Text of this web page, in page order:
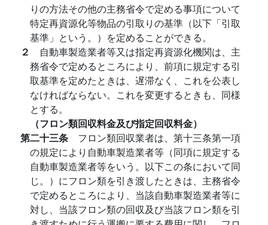
りの方法その他の主務省令で定める事項について
特定再資源化等物品の引取りの基準（以下「引取
基準」という。）を定めることができる。
２ 自動車製造業者等又は指定再資源化機関は、主
務省令で定めるところにより、前項に規定する引
取基準を定めたときは、遅滞なく、これを公表し
なければならない。これを変更するときも、同様
とする。
（フロン類回収料金及び指定回収料金）
第二十三条 フロン類回収業者は、第十三条第一項
の規定により自動車製造業者等（同項に規定する
自動車製造業者等をいう。以下この条において同
じ。）にフロン類を引き渡したときは、主務省令
で定めるところにより、当該自動車製造業者等に
対し、当該フロン類の回収及び当該フロン類を引